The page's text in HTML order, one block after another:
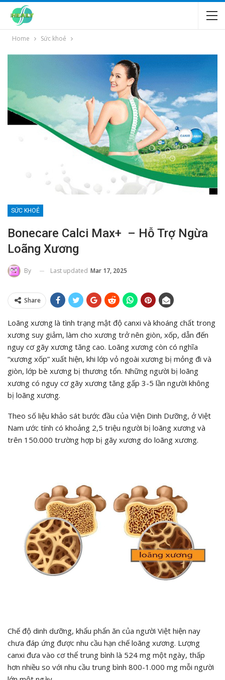
Home Sức khoẻ
SỨC KHOẺ
Bonecare Calci Max+ – Hỗ Trợ Ngừa
Loãng Xương
By Last updated Mar 17, 2025
Share
Loãng xương là tình trạng mật độ canxi và khoáng chất trong
xương suy giảm, làm cho xương trở nên giòn, xốp, dẫn đến
nguy cơ gãy xương tăng cao. Loãng xương còn có nghĩa
“xương xốp” xuất hiện, khi lớp vỏ ngoài xương bị mỏng đi và
giòn, lớp bè xương bị thương tổn. Những người bị loãng
xương có nguy cơ gãy xương tăng gấp 3-5 lần người không
bị loãng xương.
Theo số liệu khảo sát bước đầu của Viện Dinh Dưỡng, ở Việt
Nam ước tính có khoảng 2,5 triệu người bị loãng xương và
trên 150.000 trường hợp bị gãy xương do loãng xương.
Chế độ dinh dưỡng, khẩu phẩn ăn của người Việt hiện nay
chưa đáp ứng được nhu cầu hạn chế loãng xương. Lượng
canxi đưa vào cơ thể trung bình là 524 mg một ngày, thấp
hơn nhiều so với nhu cầu trung bình 800-1.000 mg mỗi người